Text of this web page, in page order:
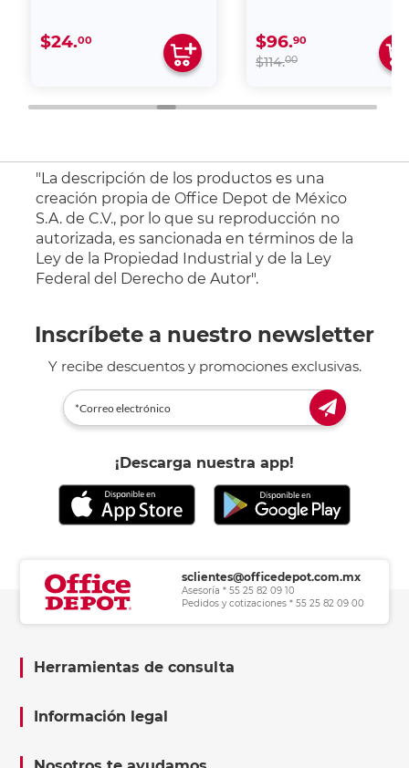
$24.00 $96.90
$114.00
"La descripción de los productos es una
creación propia de Office Depot de México
S.A. de C.V., por lo que su reproducción no
autorizada, es sancionada en términos de la
Ley de la Propiedad Industrial y de la Ley
Federal del Derecho de Autor".
Inscríbete a nuestro newsletter
Y recibe descuentos y promociones exclusivas.
¡Descarga nuestra app!
sclientes@officedepot.com.mx
Asesoría * 55 25 82 09 10
Pedidos y cotizaciones * 55 25 82 09 00
Herramientas de consulta
Información legal